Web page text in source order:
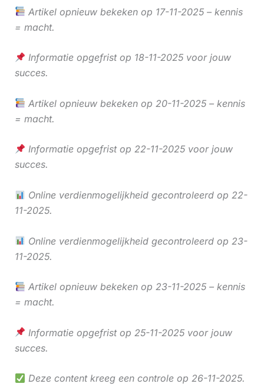
Artikel opnieuw bekeken op 17-11-2025 – kennis
= macht.
Informatie opgefrist op 18-11-2025 voor jouw
succes.
Artikel opnieuw bekeken op 20-11-2025 – kennis
= macht.
Informatie opgefrist op 22-11-2025 voor jouw
succes.
Online verdienmogelijkheid gecontroleerd op 22-
11-2025.
Online verdienmogelijkheid gecontroleerd op 23-
11-2025.
Artikel opnieuw bekeken op 23-11-2025 – kennis
= macht.
Informatie opgefrist op 25-11-2025 voor jouw
succes.
Deze content kreeg een controle op 26-11-2025.